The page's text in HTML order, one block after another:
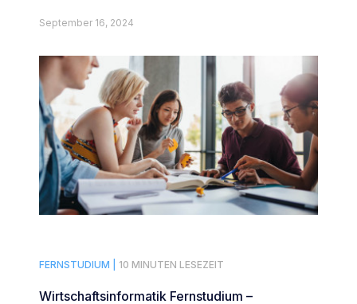
September 16, 2024
FERNSTUDIUM | 10 MINUTEN LESEZEIT
Wirtschaftsinformatik Fernstudium –